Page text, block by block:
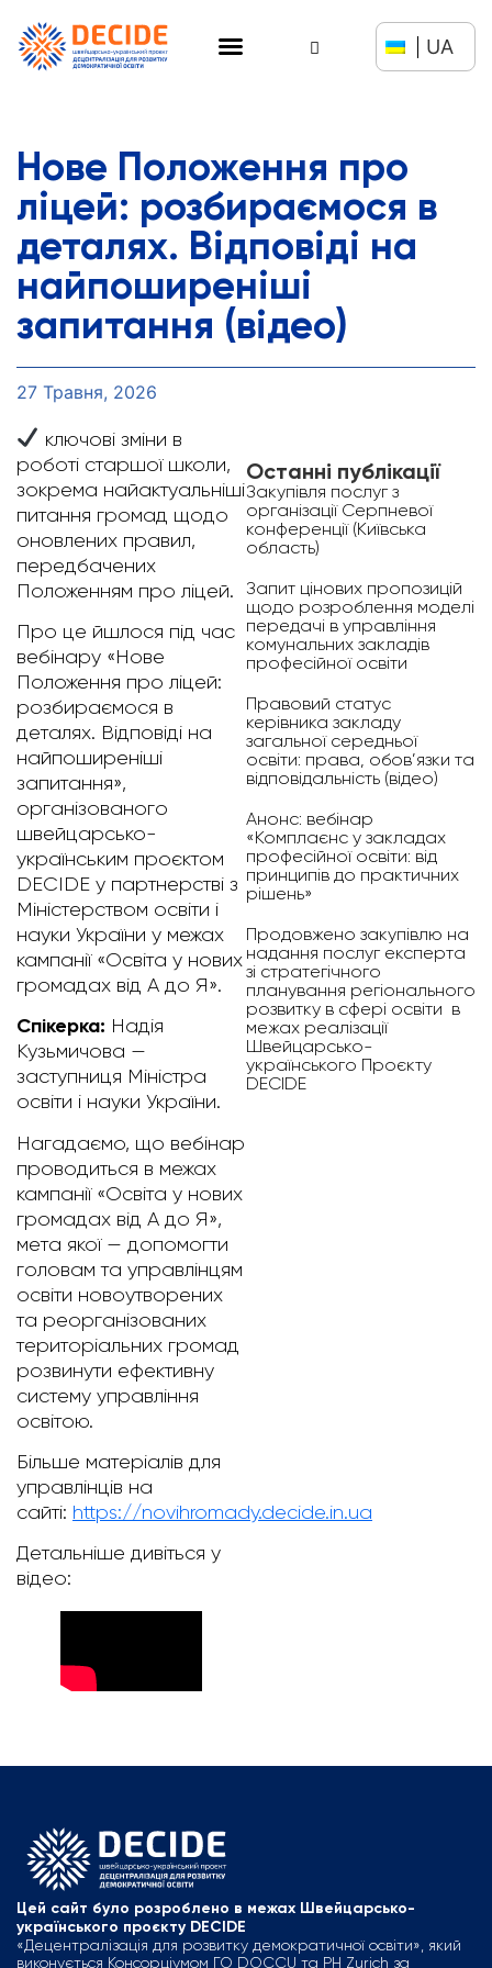
UA
Нове Положення про
ліцей: розбираємося в
деталях. Відповіді на
найпоширеніші
запитання (відео)
27 Травня, 2026
ключові зміни в
роботі старшої школи,
зокрема найактуальніші
питання громад щодо
оновлених правил,
передбачених
Положенням про ліцей.
Про це йшлося під час
вебінару «Нове
Положення про ліцей:
розбираємося в
деталях. Відповіді на
найпоширеніші
запитання»,
організованого
швейцарсько-
українським проєктом
DECIDE у партнерстві з
Міністерством освіти і
науки України у межах
кампанії «Освіта у нових
громадах від А до Я».
Спікерка: Надія
Кузьмичова —
заступниця Міністра
освіти і науки України.
Нагадаємо, що вебінар
проводиться в межах
кампанії «Освіта у нових
громадах від А до Я»,
мета якої — допомогти
головам та управлінцям
освіти новоутворених
та реорганізованих
територіальних громад
розвинути ефективну
систему управління
освітою.
Більше матеріалів для
управлінців на
сайті: https://novihromady.decide.in.ua
Детальніше дивіться у
відео:
Останні публікації
Закупівля послуг з
організації Серпневої
конференції (Київська
область)
Запит цінових пропозицій
щодо розроблення моделі
передачі в управління
комунальних закладів
професійної освіти
Правовий статус
керівника закладу
загальної середньої
освіти: права, обов’язки та
відповідальність (відео)
Анонс: вебінар
«Комплаєнс у закладах
професійної освіти: від
принципів до практичних
рішень»
Продовжено закупівлю на
надання послуг експерта
зі стратегічного
планування регіонального
розвитку в сфері освіти в
межах реалізації
Швейцарсько-
українського Проєкту
DECIDE
Цей сайт було розроблено в межах Швейцарсько-
українського проєкту DECIDE
«Децентралізація для розвитку демократичної освіти», який
виконується Консорціумом ГО DOCCU та PH Zurich за